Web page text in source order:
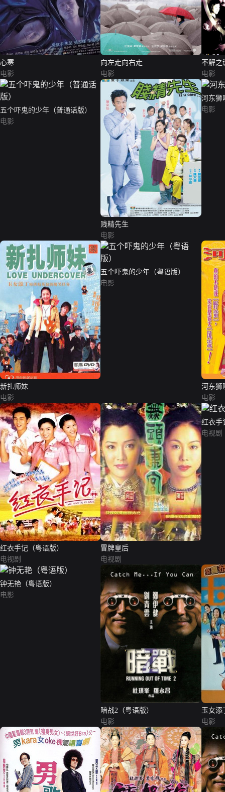
心寒
电影
向左走向右走
电影
不解之
电影
五个吓鬼的少年（普通话版）
电影
贱精先生
电影
河东狮
电影
新扎师妹
电影
五个吓鬼的少年（粤语版）
电影
河东狮
电影
红衣手记（粤语版）
电视剧
冒牌皇后
电视剧
红衣手
电视剧
钟无艳（粤语版）
电影
暗战2（粤语版）
电影
玉女添
电影